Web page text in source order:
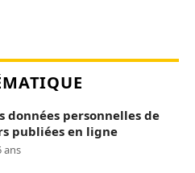
données personnelles de
publiées en ligne
ans